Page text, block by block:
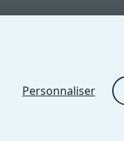
Personnaliser